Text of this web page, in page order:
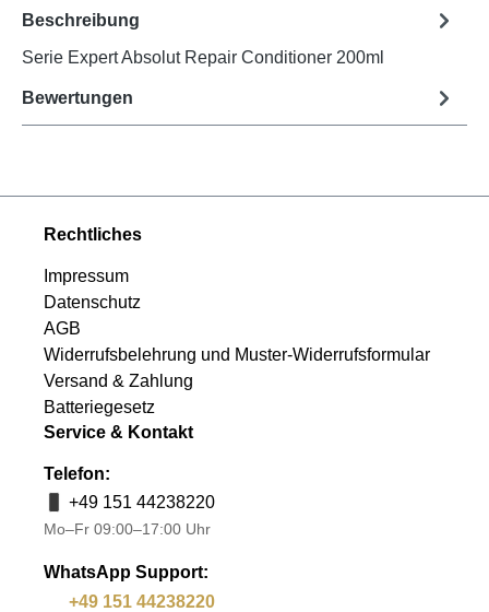
Beschreibung
Serie Expert Absolut Repair Conditioner 200ml
Bewertungen
Rechtliches
Impressum
Datenschutz
AGB
Widerrufsbelehrung und Muster-Widerrufsformular
Versand & Zahlung
Batteriegesetz
Service & Kontakt
Telefon:
+49 151 44238220
Mo–Fr 09:00–17:00 Uhr
WhatsApp Support:
+49 151 44238220